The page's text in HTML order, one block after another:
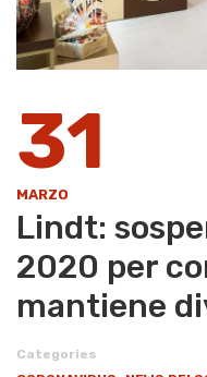
31
MARZO
Lindt:
2020 per
mantiene
Categories